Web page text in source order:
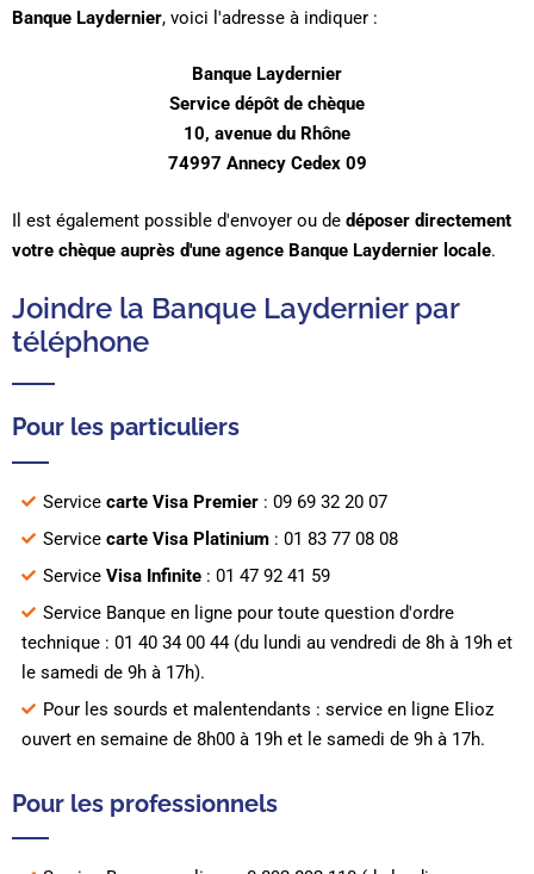
Banque Laydernier, voici l'adresse à indiquer :
Banque Laydernier
Service dépôt de chèque
10, avenue du Rhône
74997 Annecy Cedex 09
Il est également possible d'envoyer ou de déposer directement
votre chèque auprès d'une agence Banque Laydernier locale.
Joindre la Banque Laydernier par
téléphone
Pour les particuliers
Service carte Visa Premier: 09 69 32 20 07
Service carte Visa Platinium: 01 83 77 08 08
Service Visa Infinite: 01 47 92 41 59
Service Banque en ligne pour toute question d'ordre
technique : 01 40 34 00 44 (du lundi au vendredi de 8h à 19h et
le samedi de 9h à 17h).
Pour les sourds et malentendants : service en ligne Elioz
ouvert en semaine de 8h00 à 19h et le samedi de 9h à 17h.
Pour les professionnels